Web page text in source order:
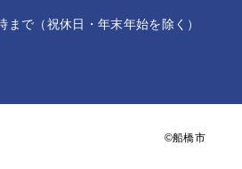
で（祝休日・年末年始を除く）
©船橋市